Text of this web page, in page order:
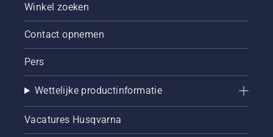
Winkel zoeken
Contact opnemen
Pers
Wettelijke productinformatie
Vacatures Husqvarna